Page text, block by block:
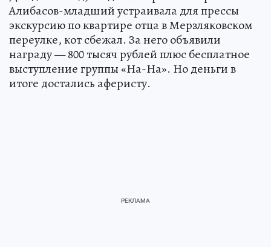
Алибасов-младший устраивала для прессы
экскурсию по квартире отца в Мерзляковском
переулке, кот сбежал. За него объявили
награду — 800 тысяч рублей плюс бесплатное
выступление группы «На-На». Но деньги в
итоге достались аферисту.